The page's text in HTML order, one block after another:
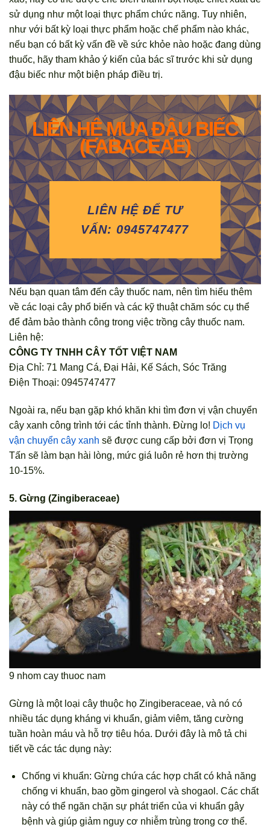
sử dụng như một loại thực phẩm chức năng. Tuy nhiên,
như với bất kỳ loại thực phẩm hoặc chế phẩm nào khác,
nếu bạn có bất kỳ vấn đề về sức khỏe nào hoặc đang dùng
thuốc, hãy tham khảo ý kiến của bác sĩ trước khi sử dụng
đậu biếc như một biện pháp điều trị.
LIÊN HỆ MUA ĐẬU BIẾC
(FABACEAE)
LIÊN HỆ ĐỂ TƯ
VẤN: 0945747477
Nếu bạn quan tâm đến cây thuốc nam, nên tìm hiểu thêm
về các loại cây phổ biến và các kỹ thuật chăm sóc cụ thể
để đảm bảo thành công trong việc trồng cây thuốc nam.
Liên hệ:
CÔNG TY TNHH CÂY TỐT VIỆT NAM
Địa Chỉ: 71 Mang Cá, Đại Hải, Kế Sách, Sóc Trăng
Điện Thoại: 0945747477
Ngoài ra, nếu bạn gặp khó khăn khi tìm đơn vị vận chuyển
cây xanh công trình tới các tỉnh thành. Đừng lo! Dịch vụ
vận chuyển cây xanh sẽ được cung cấp bởi đơn vị Trọng
Tấn sẽ làm bạn hài lòng, mức giá luôn rẻ hơn thị trường
10-15%.
5. Gừng (Zingiberaceae)
9 nhom cay thuoc nam
Gừng là một loại cây thuộc họ Zingiberaceae, và nó có
nhiều tác dụng kháng vi khuẩn, giảm viêm, tăng cường
tuần hoàn máu và hỗ trợ tiêu hóa. Dưới đây là mô tả chi
tiết về các tác dụng này:
Chống vi khuẩn: Gừng chứa các hợp chất có khả năng
chống vi khuẩn, bao gồm gingerol và shogaol. Các chất
này có thể ngăn chặn sự phát triển của vi khuẩn gây
bệnh và giúp giảm nguy cơ nhiễm trùng trong cơ thể.